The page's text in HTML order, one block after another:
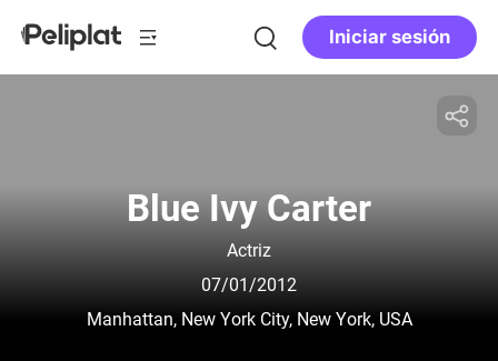
Iniciar sesión
Blue Ivy Carter
Actriz
07/01/2012
Manhattan, New York City, New York, USA